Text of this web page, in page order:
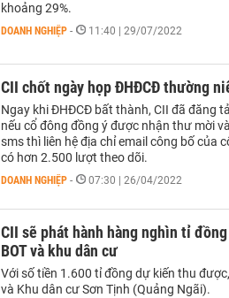
khoảng 29%.
DOANH NGHIỆP - 11:40 | 29/07/2022
CII chốt ngày họp ĐHĐCĐ thường
Ngay khi ĐHĐCĐ bất thành, CII đã đăng
nếu cổ đông đồng ý được nhận thư mời
sms thì liên hệ địa chỉ email công bố của
có hơn 2.500 lượt theo dõi.
DOANH NGHIỆP - 07:30 | 26/04/2022
CII sẽ phát hành hàng nghìn tỉ
BOT và khu dân cư
Với số tiền 1.600 tỉ đồng dự kiến thu
và Khu dân cư Sơn Tịnh (Quảng Ngãi).